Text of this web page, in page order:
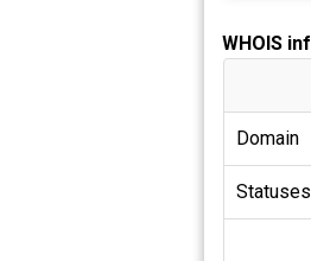
WHOIS
Domain
Statuses